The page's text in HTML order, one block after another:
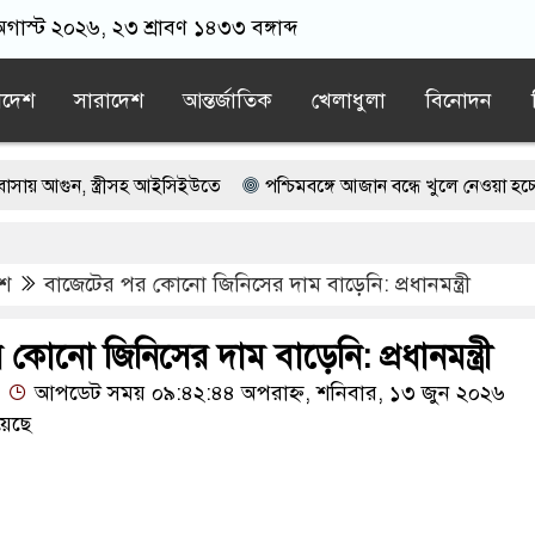
২০২৬, ২৩ শ্রাবণ ১৪৩৩ বঙ্গাব্দ
সারাদেশ আন্তর্জাতিক খেলাধুলা বিনোদন
আইসিইউতে পশ্চিমবঙ্গে আজান বন্ধে খুলে নেওয়া হচ্ছে মসজিদের
মসজিদ থেকে খুলে ফেলা হচ্ছে মাইক, শুভেন্দু বলছেন- ‘আদালতের নির্দেশ’
স্মারকলিপি এবার বিএনপিকে ব্যবহার করতে চায় ভারত: রাশেদ প্রধান
বাজেটের পর কোনো জিনিসের দাম বাড়েনি: প্রধানমন্ত্রী
জিনিসের দাম বাড়েনি: প্রধানমন্ত্রী
আপডেট সময় ০৯:৪২:৪৪ অপরাহ্ন, শনিবার, ১৩ জুন ২০২৬